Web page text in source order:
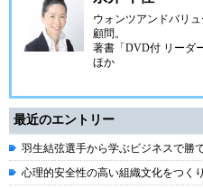
ウォンツアンドバリ
顧問。
著書「DVD付 リーダ
ほか
最近のエントリー
羽生結弦選手から学ぶビジネスで勝
心理的安全性の高い組織文化をつく